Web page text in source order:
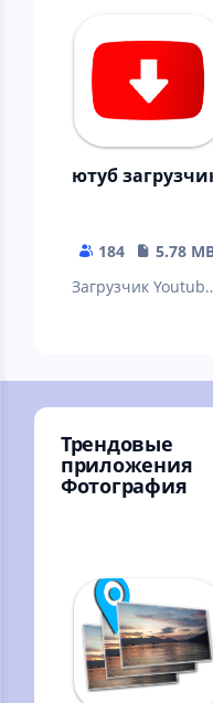
изображения из
INSTAGRAM. Скопи
ютуб
184
5.78
Загрузчик Youtube
фоновом ре
Трендовые
приложения
Фотография